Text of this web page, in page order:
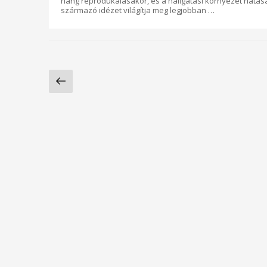
származó idézet világítja meg legjobban …
Bejegyzések
lapozása
Előző
oldal